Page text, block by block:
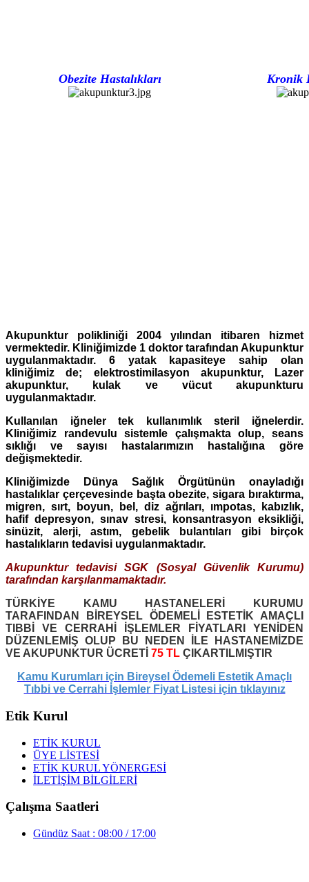
Obezite Hastalıkları Kronik
Akupunktur polikliniği 2004 yılından itibaren hizmet
vermektedir. Kliniğimizde 1 doktor tarafından Akupunktur
uygulanmaktadır. 6 yatak kapasiteye sahip olan
kliniğimiz de; elektrostimilasyon akupunktur, Lazer
akupunktur, kulak ve vücut akupunkturu
uygulanmaktadır.
Kullanılan iğneler tek kullanımlık steril iğnelerdir.
Kliniğimiz randevulu sistemle çalışmakta olup, seans
sıklığı ve sayısı hastalarımızın hastalığına göre
değişmektedir.
Kliniğimizde Dünya Sağlık Örgütünün onayladığı
hastalıklar çerçevesinde başta obezite, sigara bıraktırma,
migren, sırt, boyun, bel, diz ağrıları, ımpotas, kabızlık,
hafif depresyon, sınav stresi, konsantrasyon eksikliği,
sinüzit, alerji, astım, gebelik bulantıları gibi birçok
hastalıkların tedavisi uygulanmaktadır.
Akupunktur tedavisi SGK (Sosyal Güvenlik Kurumu)
tarafından karşılanmamaktadır.
TÜRKİYE KAMU HASTANELERİ KURUMU
TARAFINDAN BİREYSEL ÖDEMELİ ESTETİK AMAÇLI
TIBBİ VE CERRAHİ İŞLEMLER FİYATLARI YENİDEN
DÜZENLEMİŞ OLUP BU NEDEN İLE HASTANEMİZDE
VE AKUPUNKTUR ÜCRETİ 75 TL ÇIKARTILMIŞTIR
Kamu Kurumları için Bireysel Ödemeli Estetik Amaçlı
Tıb bi ve Cerrahi İşlemler Fiyat Listesi için tıklayınız
Etik Kurul
ETİK KURUL
ÜYE LİSTESİ
ETİK KURUL YÖNERGESİ
İLETİŞİM BİLGİLERİ
Çalışma Saatleri
Gündüz Saat : 08:00 / 17:00